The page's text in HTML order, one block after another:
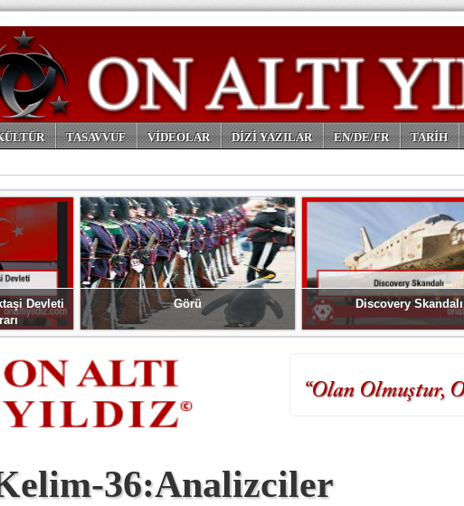
TASAVVUF VİDEOLAR DİZİ YAZILAR EN/DE/FR TARİH
Devleti
Görü Discovery Skandalı
36:Analizciler